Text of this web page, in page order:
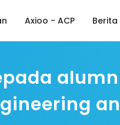
Axioo - ACP Berita